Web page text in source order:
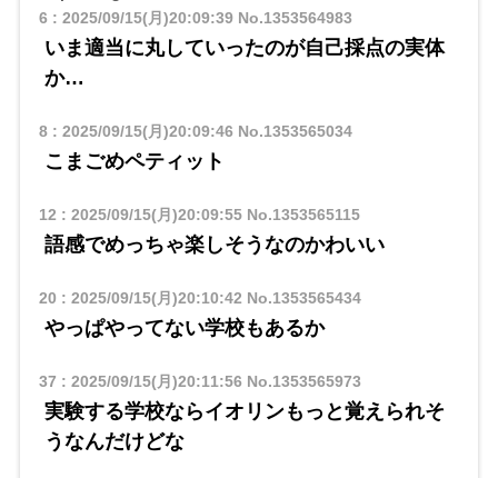
6 : 2025/09/15(月)20:09:39No.1353564983
いま適当に丸していったのが自己採点の実体
か…
8: 2025/09/15(月)20:09:46 No.1353565034
こまごめペティット
12 : 2025/09/15(月)20:09:55No.1353565115
語感でめっちゃ楽しそうなのかわいい
20 : 2025/09/15(月)20:10:42 No.1353565434
やっぱやってない学校もあるか
37 : 2025/09/15(月)20:11:56 No.1353565973
実験する学校ならイオリンもっと覚えられそ
うなんだけどな